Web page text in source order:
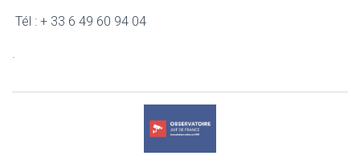
Tél : + 33 6 49 60 94 04
.